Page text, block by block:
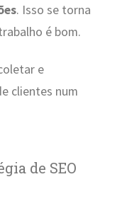
. Isso se torna
é bom.
e
clientes num
de SEO